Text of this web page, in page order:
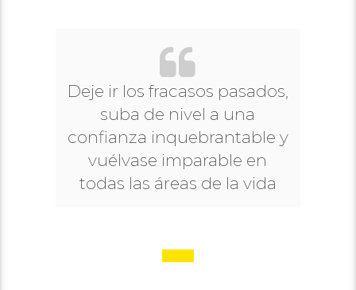
Deje ir los fracasos pasados,
suba de nivel a una
confianza inquebrantable y
vuélvase imparable en
todas las áreas de la vida